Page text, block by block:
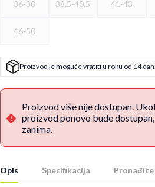
36-38 38.5-40.5 41-43
46-50
Proizvod je moguće vratiti u roku od 14
Proizvod više nije dostupan.
proizvod ponovo bude
zanima.
Opis Specifikacija Pronađite